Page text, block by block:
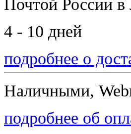
Почтой России в
4 - 10 дней
подробнее о
Наличными,
подробнее об